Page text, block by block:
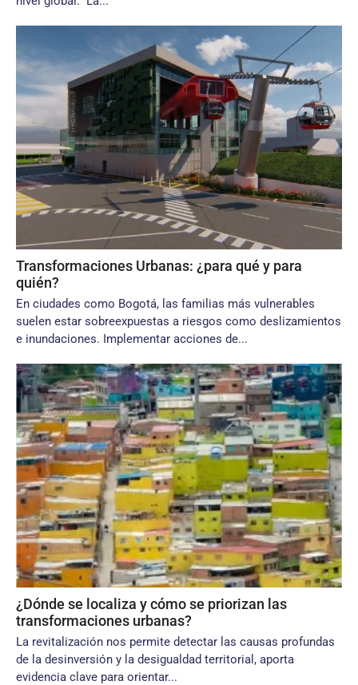
Transformaciones Urbanas: ¿para qué y para
quién?
En ciudades como Bogotá, las familias más vulnerables
suelen estar sobreexpuestas a riesgos como deslizamientos
e inundaciones. Implementar acciones de...
¿Dónde se localiza y cómo se priorizan las
transformaciones urbanas?
La revitalización nos permite detectar las causas profundas
de la desinversión y la desigualdad territorial, aporta
evidencia clave para orientar...